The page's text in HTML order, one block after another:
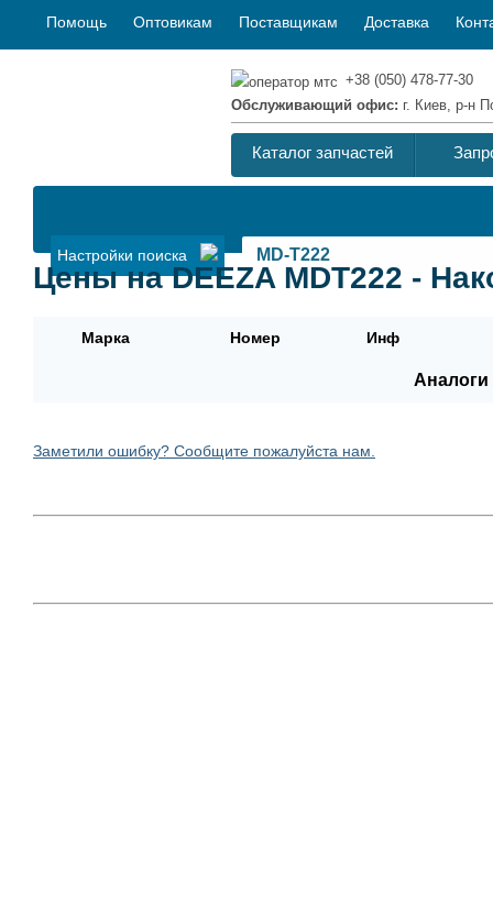
Помощь Оптовикам Поставщикам Доставка
+38 (050) 478-77-30
Обслуживающий офис: г. Киев, р-н
Каталог запчастей
Настройки поиска
Цены на DEEZA MDT222 -
Марка Номер Инф
Аналоги
Заметили ошибку? Сообщите пожалуйста нам.